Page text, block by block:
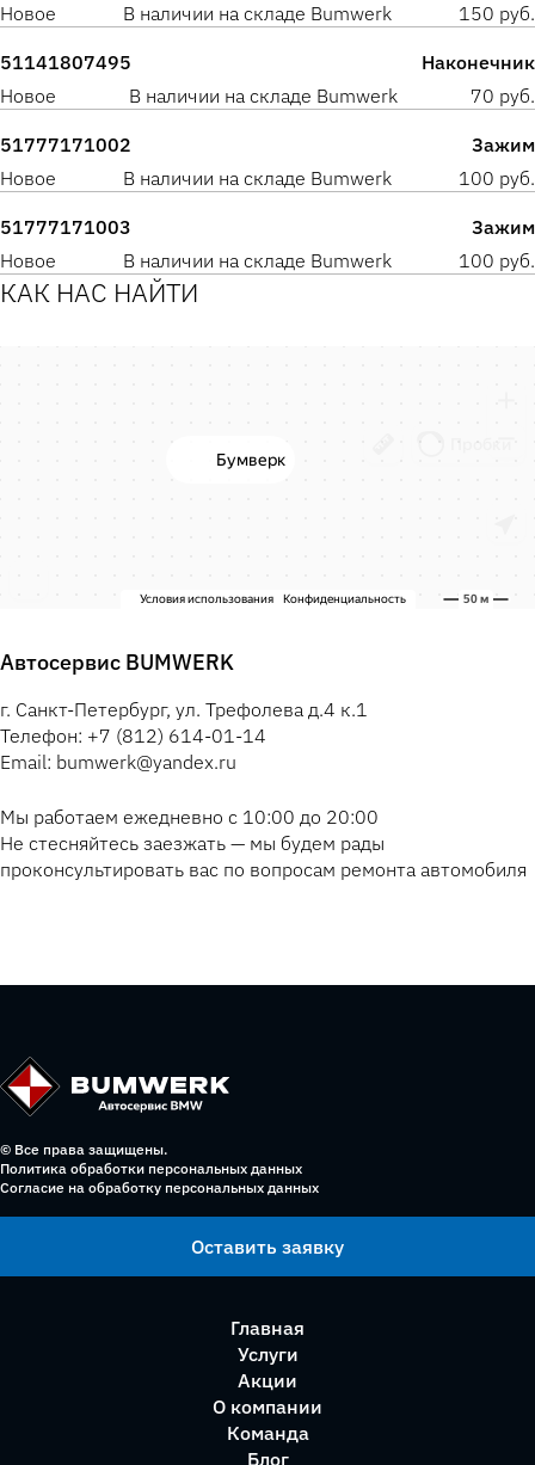
Новое
В наличии на складе Bumwerk 150 руб.
51141807495
Наконечник
Новое
В наличии на складе Bumwerk 70 руб.
51777171002
Зажим
Новое
В наличии на складе Bumwerk 100 руб.
51777171003
Зажим
Новое
В наличии на складе Bumwerk 100 руб.
КАК НАС НАЙТИ
Автосервис BUMWERK
г. Санкт-Петербург, ул. Трефолева д.4 к.1
Телефон: +7 (812) 614-01-14
Email: bumwerk@yandex.ru
Мы работаем ежедневно с 10:00 до 20:00
Не стесняйтесь заезжать — мы будем рады
проконсультировать вас по вопросам ремонта автомобиля
© Все права защищены.
Политика обработки персональных данных
Согласие на обработку персональных данных
Оставить заявку
Главная
Услуги
Акции
О компании
Команда
Блог